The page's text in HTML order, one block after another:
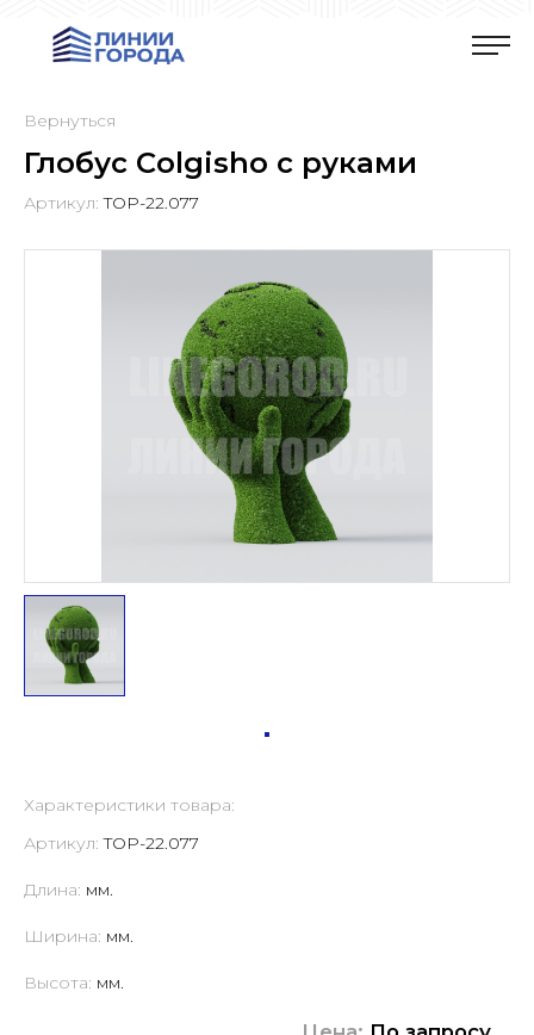
Вернуться
Глобус Colgisho с руками
Артикул: TOP-22.077
Характеристики товара:
Артикул:TOP-22.077
Длина: мм.
Ширина: мм.
Высота: мм.